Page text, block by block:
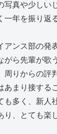
写真や少しい
一年を振り返
アンス部の発
がら先輩が歌
りからの評
あまり接する
も多く、新人
り、とても楽